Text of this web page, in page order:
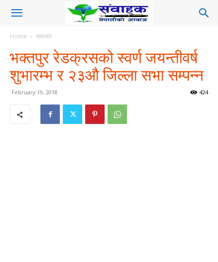
Home समाचार
भक्तपुर रेडक्रसको स्वर्ण जयन्तीवर्ष
शुभारम्भ र २३औ जिल्ला सभा सम्पन्न
February 19, 2018 424